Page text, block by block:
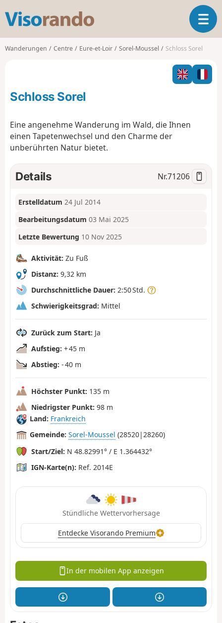
s
o
T
o
l
n
o
n
Wanderungen Centre Eure-et-Loir Sorel-Moussel Schloss Sorel
Schloss Sorel
Eine angenehme Wanderung im Wald, die Ihnen
einen Tapetenwechsel und den Charme der
unberührten Natur bietet.
Details Nr.71206
Erstelldatum 24 Jul 2014
Bearbeitungsdatum 03 Mai 2025
Letzte Bewertung 10 Nov 2025
Aktivität: Zu Fuß
Distanz: 9,32 km
Durchschnittliche Dauer: 2:50 Std.
Schwierigkeitsgrad: Mittel
Zurück zum Start: Ja
Aufstieg: + 45 m
Abstieg: - 40 m
Höchster Punkt: 135 m
Niedrigster Punkt: 98 m
Land: Frankreich
Gemeinde: Sorel-Moussel (28520|28260)
Start/Ziel: N 48.82991° / E 1.364432°
IGN-Karte(n): Ref. 2014E
Stündliche Wettervorhersage
Entdecke Visorando Premium
In der mobilen App anzeigen